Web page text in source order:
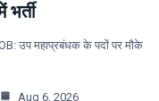
भर्ती
उप महाप्रबंधक के पदों पर मौके
Aug 6, 2026